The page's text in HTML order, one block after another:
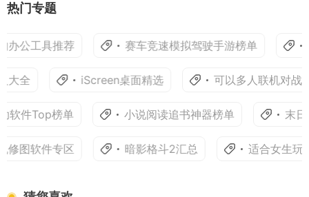
热门专题
公工具推荐 赛车竞速模拟驾驶手游榜单
大全 iScreen桌面精选 可以多人联机对战
件Top榜单 小说阅读追书神器榜单 末日
图软件专区 暗影格斗2汇总 适合女生玩